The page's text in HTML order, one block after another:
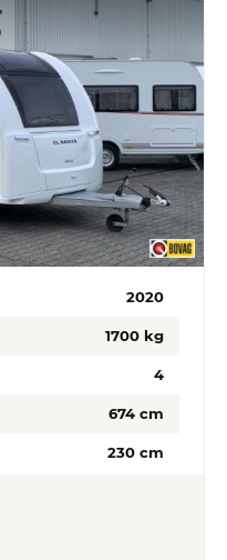
2020
1700 kg
4
674 cm
230 cm